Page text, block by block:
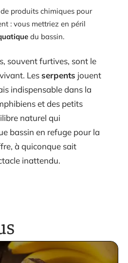
produits chimiques pour
: vous mettriez en péril
du bassin.
souvent furtives, sont le
Lesserpents jouent
indispensable dans la
et des petits
naturel qui
bassin en refuge pour la
à quiconque sait
inattendu.